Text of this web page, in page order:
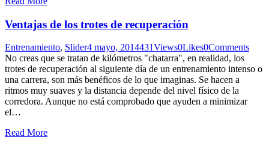
Ventajas de los trotes de recuperación
Entrenamiento, Slider4 mayo, 2014431Views0Likes0Comments
No creas que se tratan de kilómetros "chatarra", en realidad, los
trotes de recuperación al siguiente día de un entrenamiento intenso o
una carrera, son más benéficos de lo que imaginas. Se hacen a
ritmos muy suaves y la distancia depende del nivel físico de la
corredora. Aunque no está comprobado que ayuden a minimizar
el…
Read More